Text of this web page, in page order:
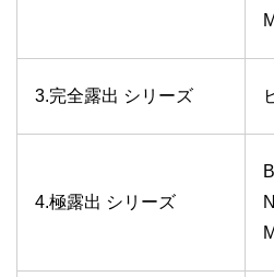
M
3.完全露出 シリーズ
4.極露出 シリーズ
M